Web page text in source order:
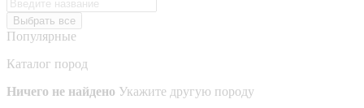
Выбрать все
Популярные
Каталог пород
Ничего не найдено Укажите другую породу